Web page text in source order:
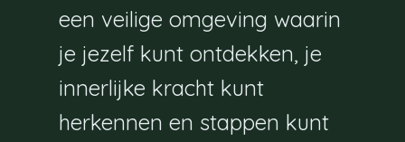
een veilige omgeving waarin
je jezelf kunt ontdekken, je
innerlijke kracht kunt
herkennen en stappen kunt